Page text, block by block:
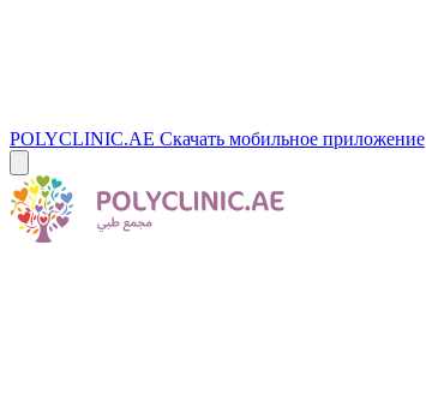
POLYCLINIC.AE Скачать мобильное приложение